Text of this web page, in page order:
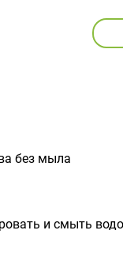
без мыла
и смыть